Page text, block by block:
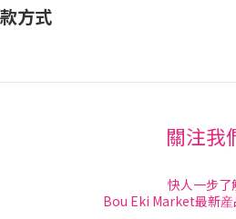
方式
關注我
快人一步了
Bou Eki Market最新産